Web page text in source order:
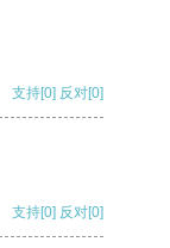
支持[0] 反对[0]
支持[0] 反对[0]